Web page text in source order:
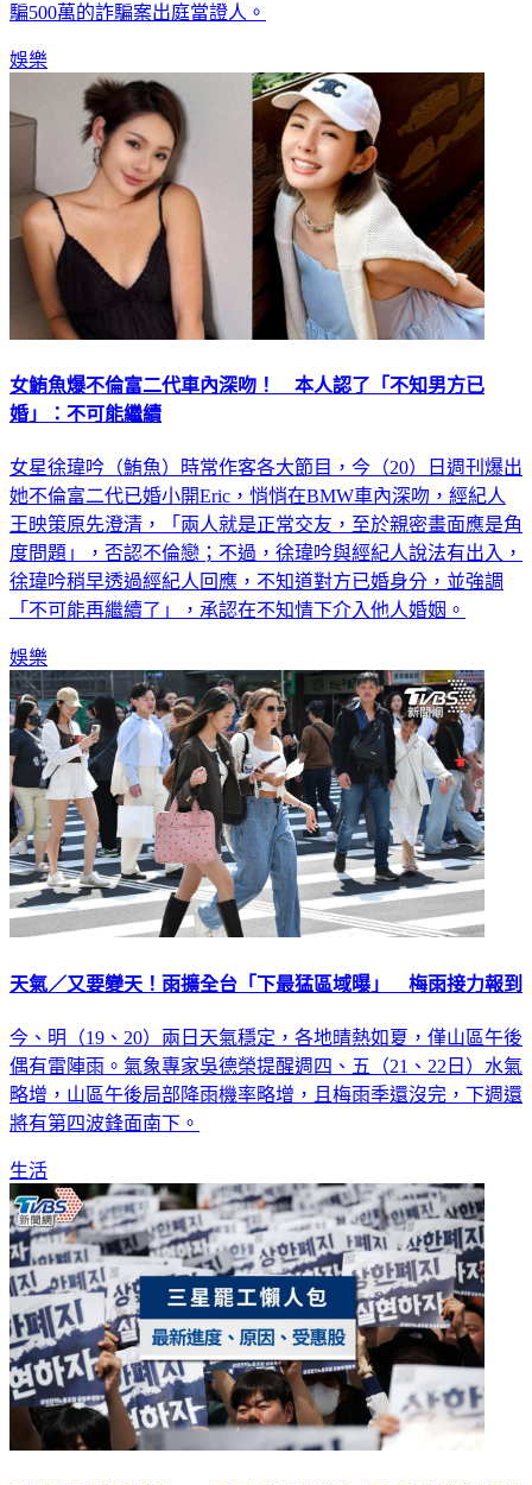
騙500萬的詐騙案出庭當證人。
娛樂
女鮪魚爆不倫富二代車內深吻！ 本人認了「不知男方已
婚」：不可能繼續
女星徐瑋吟（鮪魚）時常作客各大節目，今（20）日週刊爆出
她不倫富二代已婚小開Eric，悄悄在BMW車內深吻，經紀人
王映策原先澄清，「兩人就是正常交友，至於親密畫面應是角
度問題」，否認不倫戀；不過，徐瑋吟與經紀人說法有出入，
徐瑋吟稍早透過經紀人回應，不知道對方已婚身分，並強調
「不可能再繼續了」，承認在不知情下介入他人婚姻。
娛樂
天氣／又要變天！雨擴全台「下最猛區域曝」 梅雨接力報到
今、明（19、20）兩日天氣穩定，各地晴熱如夏，僅山區午後
偶有雷陣雨。氣象專家吳德榮提醒週四、五（21、22日）水氣
略增，山區午後局部降雨機率略增，且梅雨季還沒完，下週還
將有第四波鋒面南下。
生活